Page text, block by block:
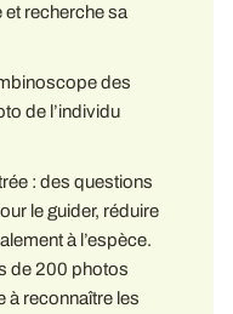
et recherche sa
des
de l’individu
: des questions
le guider, réduire
à l’espèce.
de 200 photos
à reconnaître les